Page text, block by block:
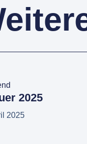
2025
2025